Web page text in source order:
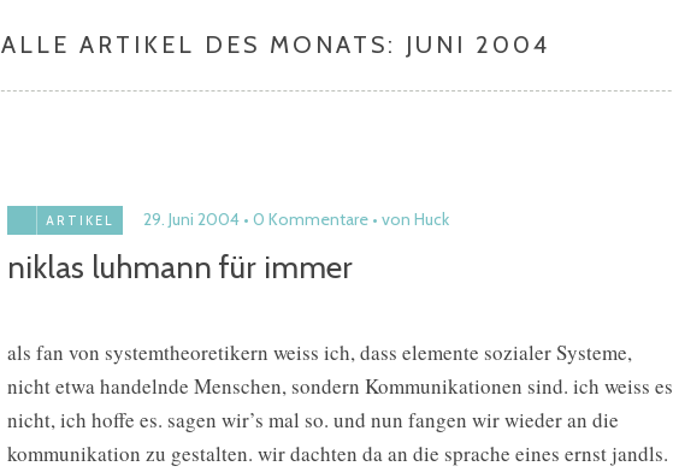
ALLE ARTIKEL DES MONATS: JUNI 2004
ARTIKEL 29. Juni 2004 0 Kommentare von Huck
niklas luhmann für immer
als fan von systemtheoretikern weiss ich, dass elemente sozialer Systeme,
nicht etwa handelnde Menschen, sondern Kommunikationen sind. ich weiss es
nicht, ich hoffe es. sagen wir’s mal so. und nun fangen wir wieder an die
kommunikation zu gestalten. wir dachten da an die sprache eines ernst jandls.